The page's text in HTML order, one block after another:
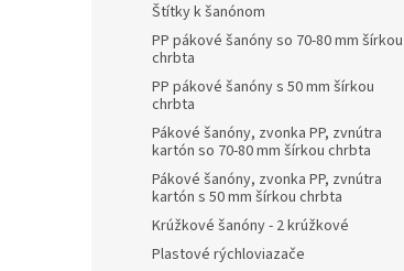
Štítky k šanónom
PP pákové šanóny so 70-80 mm šírkou
chrbta
PP pákové šanóny s 50 mm šírkou
chrbta
Pákové šanóny, zvonka PP, zvnútra
kartón so 70-80 mm šírkou chrbta
Pákové šanóny, zvonka PP, zvnútra
kartón s 50 mm šírkou chrbta
Krúžkové šanóny - 2 krúžkové
Plastové rýchloviazače